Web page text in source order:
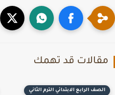
قد تهمك
الصف الرابع الابتدائي الترم الثاني